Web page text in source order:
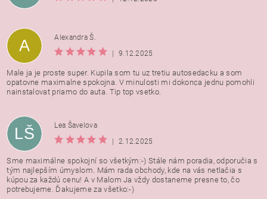
A
Alexandra Š.
|
9.12.2025
Male ja je proste super. Kupila som tu uz tretiu autosedacku a som
opatovne maximalne spokojna. V minulosti mi dokonca jednu pomohli
nainstalovat priamo do auta. Tip top vsetko.
LŠ
Lea Šavelova
|
2.12.2025
Sme maximálne spokojní so všetkým:-) Stále nám poradia, odporučia s
tým najlepším úmyslom. Mám rada obchody, kde na vás netlačia s
kúpou za každú cenu! A v Malom Ja vždy dostaneme presne to, čo
potrebujeme. Ďakujeme za všetko:-)